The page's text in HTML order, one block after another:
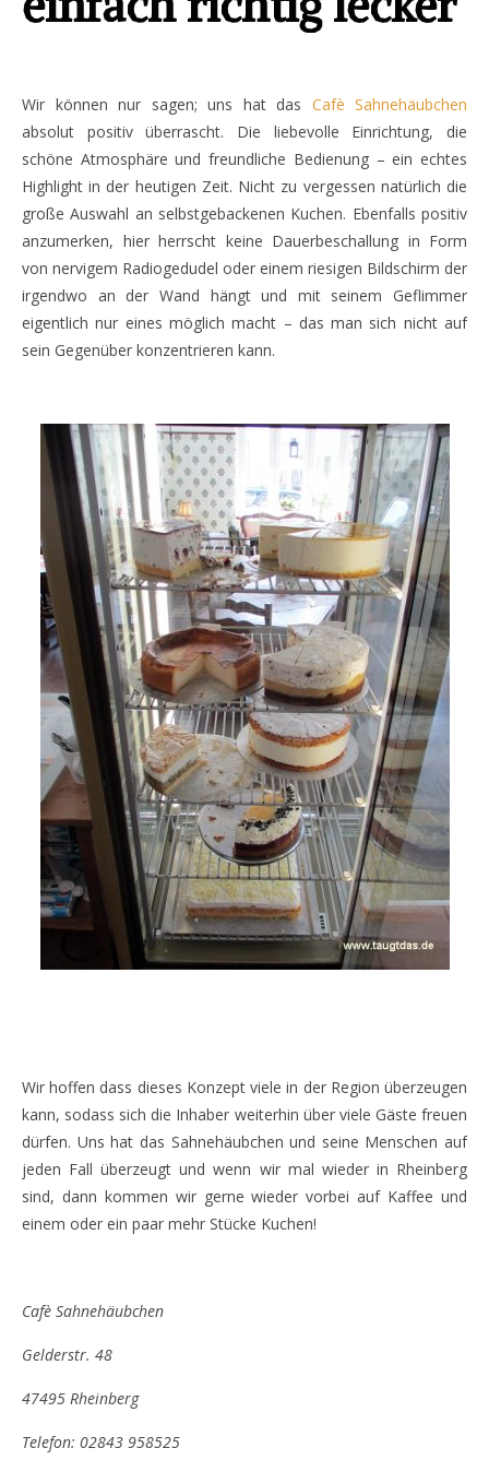
Wir können nur sagen; uns hat das Cafè Sahnehäubchen
absolut positiv überrascht. Die liebevolle Einrichtung, die
schöne Atmosphäre und freundliche Bedienung – ein echtes
Highlight in der heutigen Zeit. Nicht zu vergessen natürlich die
große Auswahl an selbstgebackenen Kuchen. Ebenfalls positiv
anzumerken, hier herrscht keine Dauerbeschallung in Form
von nervigem Radiogedudel oder einem riesigen Bildschirm der
irgendwo an der Wand hängt und mit seinem Geflimmer
eigentlich nur eines möglich macht – das man sich nicht auf
sein Gegenüber konzentrieren kann.
Wir hoffen dass dieses Konzept viele in der Region überzeugen
kann, sodass sich die Inhaber weiterhin über viele Gäste freuen
dürfen. Uns hat das Sahnehäubchen und seine Menschen auf
jeden Fall überzeugt und wenn wir mal wieder in Rheinberg
sind, dann kommen wir gerne wieder vorbei auf Kaffee und
einem oder ein paar mehr Stücke Kuchen!
Cafè Sahnehäubchen
Gelderstr. 48
47495 Rheinberg
Telefon: 02843 958525